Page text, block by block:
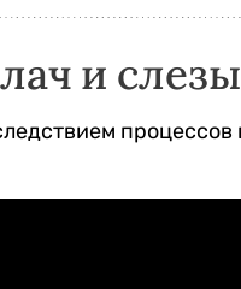
и слезы